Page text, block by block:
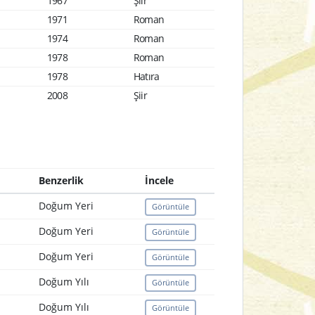
1971
Roman
1974
Roman
1978
Roman
1978
Hatıra
2008
Şiir
Benzerlik
İncele
Doğum Yeri
Görüntüle
Doğum Yeri Görüntüle
Doğum Yeri Görüntüle
Doğum Yılı Görüntüle
Doğum Yılı Görüntüle